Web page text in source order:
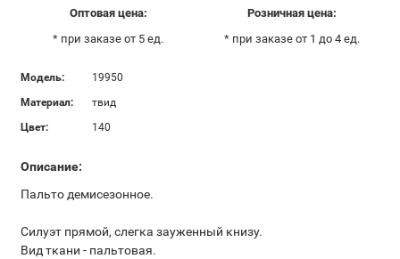
Оптовая цена:
* при заказе от 5 ед.
Розничная цена:
* при заказе от 1 до 4 ед.
Модель:
19950
Материал:
твид
Цвет:
140
Описание:
Пальто демисезонное.
Силуэт прямой, слегка зауженный книзу.
Вид ткани - пальтовая.